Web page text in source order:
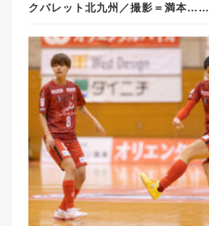
クバレット北九州／撮影＝満本……